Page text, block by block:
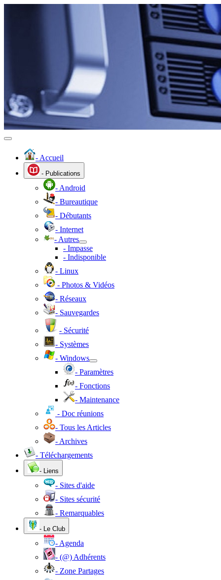
- Accueil
- Publications
- Android
- Bureautique
- Débutants
- Internet
- Autres
- Impasse
- Indisponible
- Linux
- Photos & Vidéos
- Réseaux
- Sauvegardes
- Sécurité
- Systèmes
- Windows
- Paramètres
- Fonctions
- Maintenance
- Doc réunions
- Tous les Articles
- Archives
- Téléchargements
- Liens
- Sites d'aide
- Sites sécurité
- Remarquables
- Le Club
- Agenda
- (@) Adhérents
- Zone Partages